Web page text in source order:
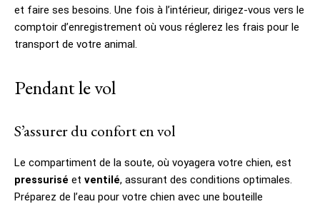
et faire ses besoins. Une fois à l’intérieur, dirigez-vous vers le
comptoir d’enregistrement où vous réglerez les frais pour le
transport de votre animal.
Pendant le vol
S’assurer du confort en vol
Le compartiment de la soute, où voyagera votre chien, est
pressurisé et ventilé, assurant des conditions optimales.
Préparez de l’eau pour votre chien avec une bouteille